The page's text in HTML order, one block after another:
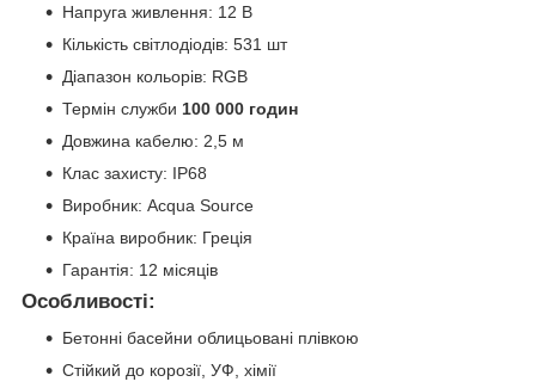
Напруга живлення: 12 В
Кількість світлодіодів: 531 шт
Діапазон кольорів: RGB
Термін служби 100 000 годин
Довжина кабелю: 2,5 м
Клас захисту: IP68
Виробник: Acqua Source
Країна виробник: Греція
Гарантія: 12 місяців
Особливості:
Бетонні басейни облицьовані плівкою
Стійкий до корозії, УФ, хімії